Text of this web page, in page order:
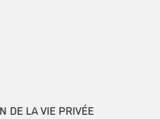
DE LA VIE PRIVÉE